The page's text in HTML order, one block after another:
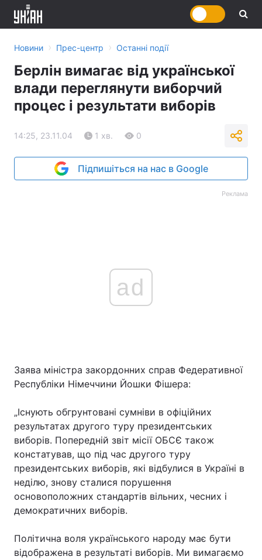
Новини › Прес-центр › Останні події
Берлін вимагає від української
влади переглянути виборчий
процес і результати виборів
14:25, 23.11.04 1 хв. 0
Підпишіться на нас в Google
Реклама
ad
Заява міністра закордонних справ Федеративної
Республіки Німеччини Йошки Фішера:
„Існують обгрунтовані сумніви в офіційних
результатах другого туру президентських
виборів. Попередній звіт місії ОБСЄ також
констатував, що під час другого туру
президентських виборів, які відбулися в Україні в
неділю, знову сталися порушення
основоположних стандартів вільних, чесних і
демократичних виборів.
Політична воля українського народу має бути
відображена в результаті виборів. Ми вимагаємо